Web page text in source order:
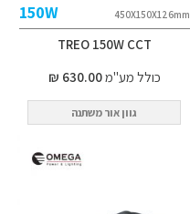
450X150X126mm
150W
TREO 150W CCT
כולל מע"מ630.00 ₪
גוון אור משתנה